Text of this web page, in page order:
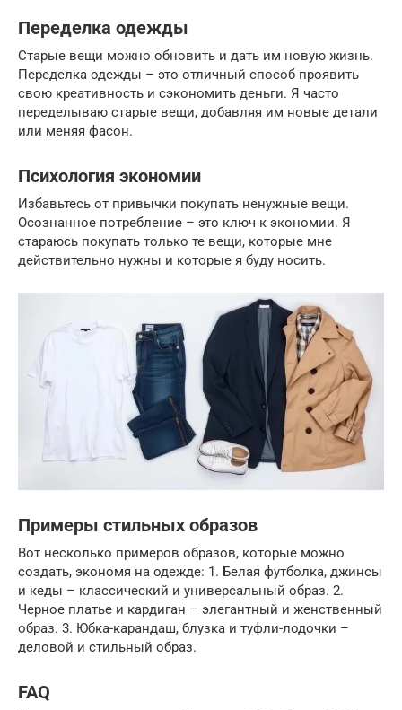
Переделка одежды
Старые вещи можно обновить и дать им новую жизнь.
Переделка одежды – это отличный способ проявить
свою креативность и сэкономить деньги. Я часто
переделываю старые вещи, добавляя им новые детали
или меняя фасон.
Психология экономии
Избавьтесь от привычки покупать ненужные вещи.
Осознанное потребление – это ключ к экономии. Я
стараюсь покупать только те вещи, которые мне
действительно нужны и которые я буду носить.
Примеры стильных образов
Вот несколько примеров образов, которые можно
создать, экономя на одежде: 1. Белая футболка, джинсы
и кеды – классический и универсальный образ. 2.
Черное платье и кардиган – элегантный и женственный
образ. 3. Юбка-карандаш, блузка и туфли-лодочки –
деловой и стильный образ.
FAQ